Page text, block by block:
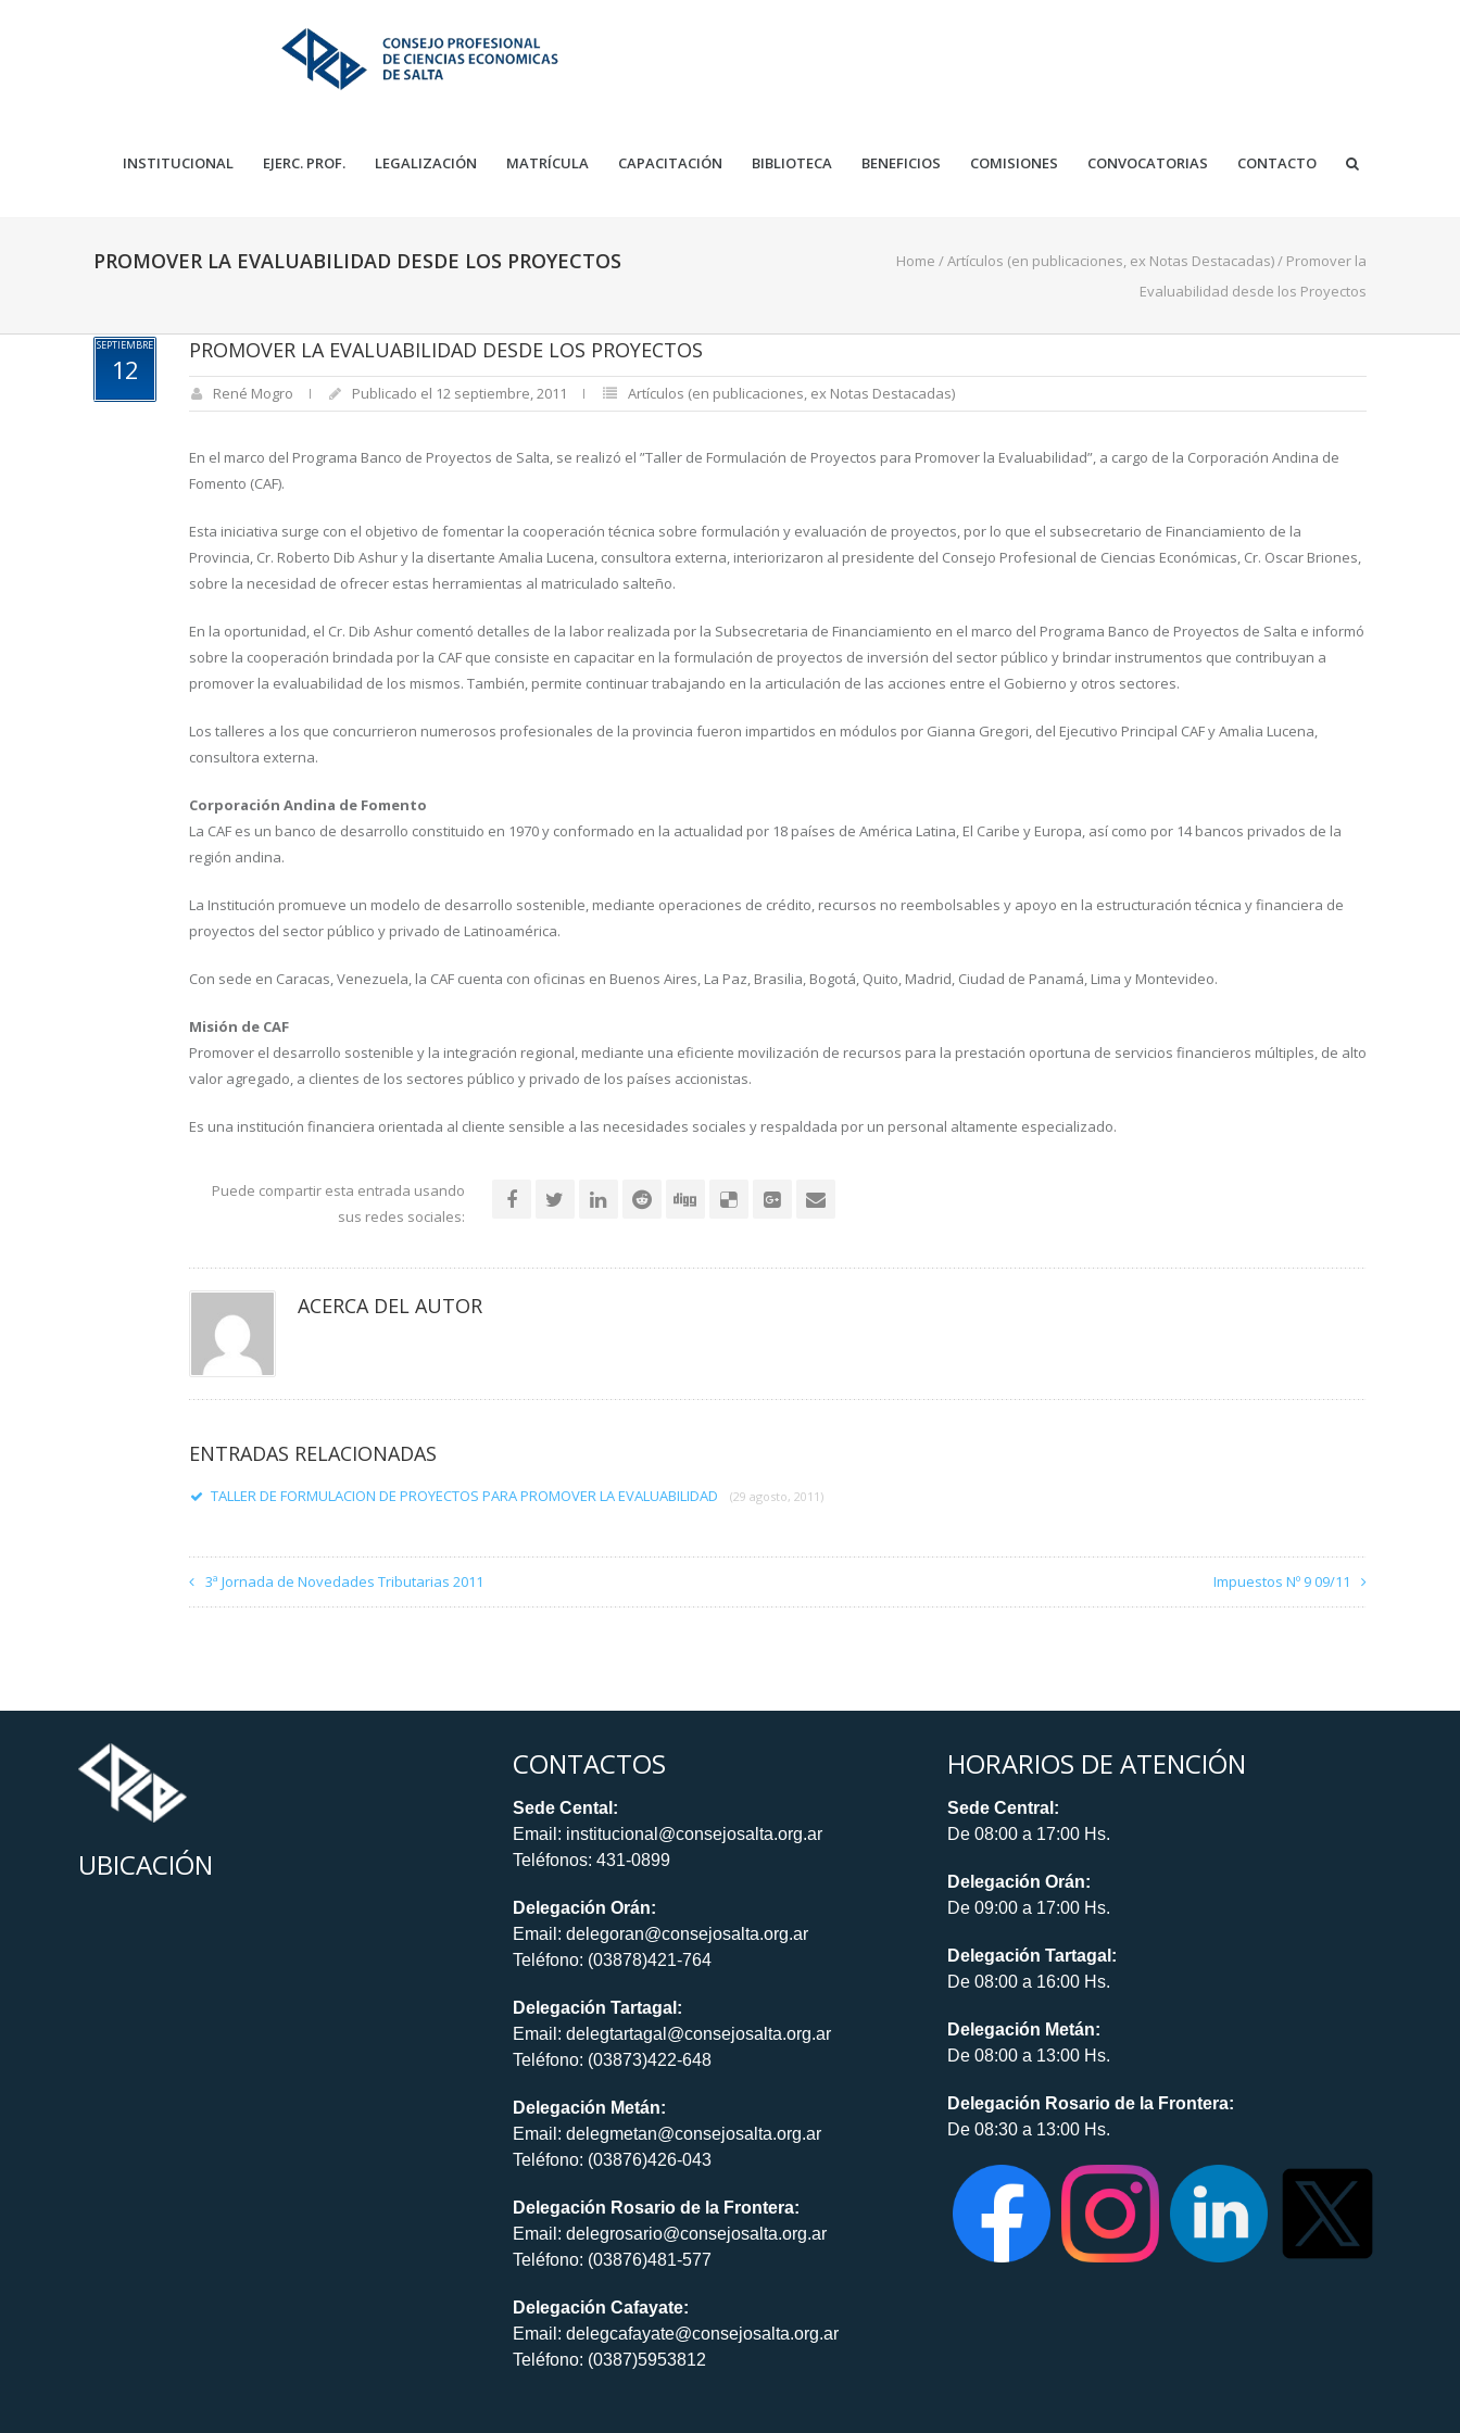
INSTITUCIONAL EJERC. PROF. LEGALIZACIÓN MATRÍCULA CAPACITACIÓN BIBLIOTECA BENEFICIOS COMISIONES CONVOCATORIAS CONTACTO
PROMOVER LA EVALUABILIDAD DESDE LOS PROYECTOS Home /Artículos (en publicaciones, ex Notas Destacadas)/ Promover la
Evaluabilidad desde los Proyectos
SEPTIEMBRE
12
PROMOVER LA EVALUABILIDAD DESDE LOS PROYECTOS
René Mogro Publicado el 12 septiembre, 2011 Artículos (en publicaciones, ex Notas Destacadas)
En el marco del Programa Banco de Proyectos de Salta, se realizó el ”Taller de Formulación de Proyectos para Promover la Evaluabilidad”, a cargo de la Corporación Andina de
Fomento (CAF).
Esta iniciativa surge con el objetivo de fomentar la cooperación técnica sobre formulación y evaluación de proyectos, por lo que el subsecretario de Financiamiento de la
Provincia, Cr. Roberto Dib Ashur y la disertante Amalia Lucena, consultora externa, interiorizaron al presidente del Consejo Profesional de Ciencias Económicas, Cr. Oscar Briones,
sobre la necesidad de ofrecer estas herramientas al matriculado salteño.
En la oportunidad, el Cr. Dib Ashur comentó detalles de la labor realizada por la Subsecretaria de Financiamiento en el marco del Programa Banco de Proyectos de Salta e informó
sobre la cooperación brindada por la CAF que consiste en capacitar en la formulación de proyectos de inversión del sector público y brindar instrumentos que contribuyan a
promover la evaluabilidad de los mismos. También, permite continuar trabajando en la articulación de las acciones entre el Gobierno y otros sectores.
Los talleres a los que concurrieron numerosos profesionales de la provincia fueron impartidos en módulos por Gianna Gregori, del Ejecutivo Principal CAF y Amalia Lucena,
consultora externa.
Corporación Andina de Fomento
La CAF es un banco de desarrollo constituido en 1970 y conformado en la actualidad por 18 países de América Latina, El Caribe y Europa, así como por 14 bancos privados de la
región andina.
La Institución promueve un modelo de desarrollo sostenible, mediante operaciones de crédito, recursos no reembolsables y apoyo en la estructuración técnica y financiera de
proyectos del sector público y privado de Latinoamérica.
Con sede en Caracas, Venezuela, la CAF cuenta con oficinas en Buenos Aires, La Paz, Brasilia, Bogotá, Quito, Madrid, Ciudad de Panamá, Lima y Montevideo.
Misión de CAF
Promover el desarrollo sostenible y la integración regional, mediante una eficiente movilización de recursos para la prestación oportuna de servicios financieros múltiples, de alto
valor agregado, a clientes de los sectores público y privado de los países accionistas.
Es una institución financiera orientada al cliente sensible a las necesidades sociales y respaldada por un personal altamente especializado.
Puede compartir esta entrada usando
sus redes sociales:
ACERCA DEL AUTOR
ENTRADAS RELACIONADAS
TALLER DE FORMULACION DE PROYECTOS PARA PROMOVER LA EVALUABILIDAD (29 agosto, 2011)
3ª Jornada de Novedades Tributarias 2011 Impuestos Nº 9 09/11
UBICACIÓN
CONTACTOS
Sede Cental:
Email: institucional@consejosalta.org.ar
Teléfonos: 431-0899
Delegación Orán:
Email: delegoran@consejosalta.org.ar
Teléfono: (03878)421-764
Delegación Tartagal:
Email: delegtartagal@consejosalta.org.ar
Teléfono: (03873)422-648
Delegación Metán:
Email: delegmetan@consejosalta.org.ar
Teléfono: (03876)426-043
Delegación Rosario de la Frontera:
Email: delegrosario@consejosalta.org.ar
Teléfono: (03876)481-577
Delegación Cafayate:
Email: delegcafayate@consejosalta.org.ar
Teléfono: (0387)5953812
HORARIOS DE ATENCIÓN
Sede Central:
De 08:00 a 17:00 Hs.
Delegación Orán:
De 09:00 a 17:00 Hs.
Delegación Tartagal:
De 08:00 a 16:00 Hs.
Delegación Metán:
De 08:00 a 13:00 Hs.
Delegación Rosario de la Frontera:
De 08:30 a 13:00 Hs.